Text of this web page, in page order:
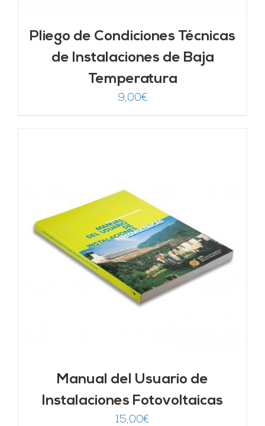
Pliego de Condiciones Técnicas
de Instalaciones de Baja
Temperatura
9,00€
Manual del Usuario de
Instalaciones Fotovoltaicas
15,00€